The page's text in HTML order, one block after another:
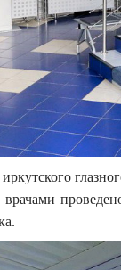
врачами